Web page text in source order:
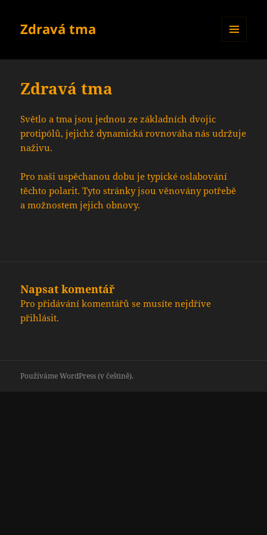
Zdravá tma
Zdravá tma
Světlo a tma jsou jednou ze základních dvojic
protipólů, jejichž dynamická rovnováha nás udržuje
naživu.
Pro naši uspěchanou dobu je typické oslabování
těchto polarit. Tyto stránky jsou věnovány potřebě
a možnostem jejich obnovy.
Napsat komentář
Pro přidávání komentářů se musíte nejdříve
přihlásit.
Používáme WordPress (v češtině).